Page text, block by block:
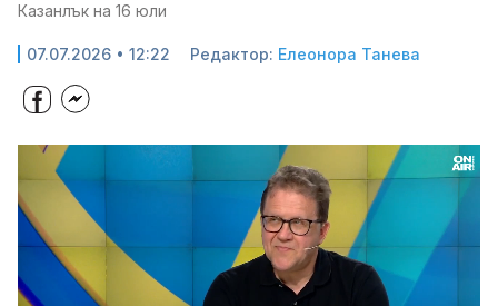
Казанлък на 16 юли
07.07.2026 • 12:22 Редактор: Елеонора Танева